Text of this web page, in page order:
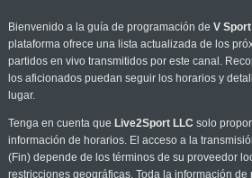
Bienvenido a la guía de programación de V
plataforma ofrece una lista actualizada de los
partidos en vivo transmitidos por este canal.
los aficionados puedan seguir los horarios y
lugar.
Tenga en cuenta que Live2Sport LLC solo
información de horarios. El acceso a la
(Fin) depende de los términos de su proveedor
restricciones geográficas. Toda la información de